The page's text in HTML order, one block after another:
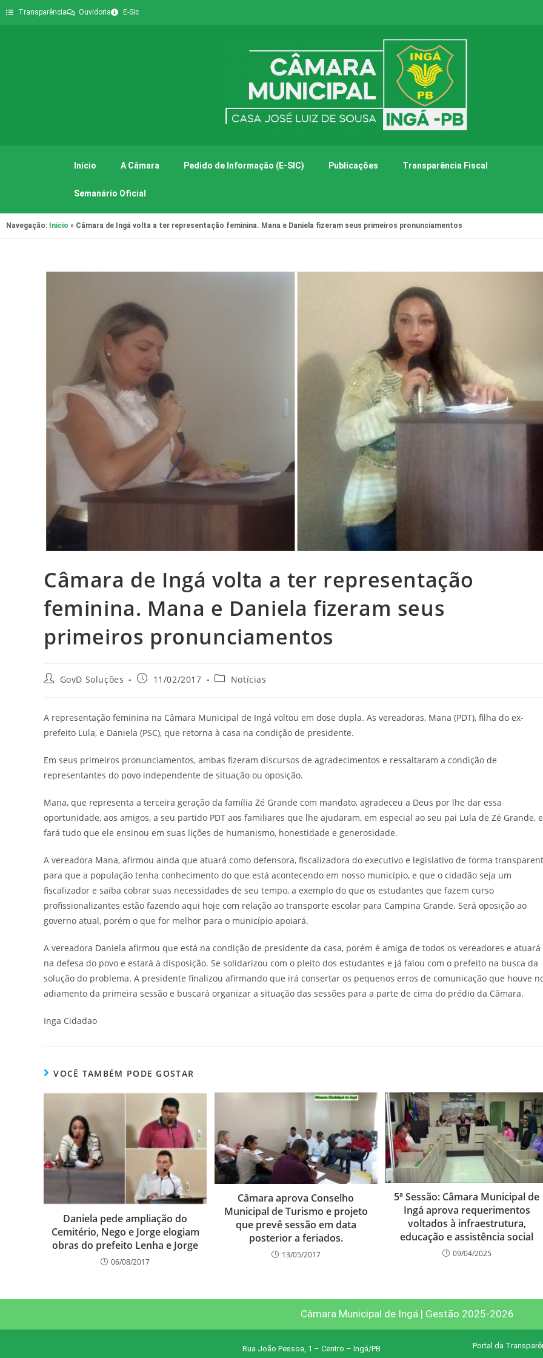
Transparência Ouvidoria E-Sic
Início A Câmara Pedido de Informação (E-SIC) Publicações Transparência Fiscal
Semanário Oficial
Navegação: Início » Câmara de Ingá volta a ter representação feminina. Mana e Daniela fizeram seus primeiros pronunciamentos
Câmara de Ingá volta a ter representação
feminina. Mana e Daniela fizeram seus
primeiros pronunciamentos
GovD Soluções 11/02/2017 Notícias
A representação feminina na Câmara Municipal de Ingá voltou em dose dupla. As vereadoras, Mana (PDT), filha do ex-
prefeito Lula, e Daniela (PSC), que retorna à casa na condição de presidente.
Em seus primeiros pronunciamentos, ambas fizeram discursos de agradecimentos e ressaltaram a condição de
representantes do povo independente de situação ou oposição.
Mana, que representa a terceira geração da família Zé Grande com mandato, agradeceu a Deus por lhe dar essa
oportunidade, aos amigos, a seu partido PDT aos familiares que lhe ajudaram, em especial ao seu pai Lula de Zé Grande, e
fará tudo que ele ensinou em suas lições de humanismo, honestidade e generosidade.
A vereadora Mana, afirmou ainda que atuará como defensora, fiscalizadora do executivo e legislativo de forma
para que a população tenha conhecimento do que está acontecendo em nosso município, e que o cidadão seja um
fiscalizador e saiba cobrar suas necessidades de seu tempo, a exemplo do que os estudantes que fazem curso
profissionalizantes estão fazendo aqui hoje com relação ao transporte escolar para Campina Grande. Será oposição ao
governo atual, porém o que for melhor para o município apoiará.
A vereadora Daniela afirmou que está na condição de presidente da casa, porém é amiga de todos os vereadores e atuará
na defesa do povo e estará à disposição. Se solidarizou com o pleito dos estudantes e já falou com o prefeito na busca da
solução do problema. A presidente finalizou afirmando que irá consertar os pequenos erros de comunicação que houve
adiamento da primeira sessão e buscará organizar a situação das sessões para a parte de cima do prédio da Câmara.
Inga Cidadao
VOCÊ TAMBÉM PODE GOSTAR
Daniela pede ampliação do
Cemitério, Nego e Jorge elogiam
obras do prefeito Lenha e Jorge
06/08/2017
Câmara aprova Conselho
Municipal de Turismo e projeto
que prevê sessão em data
posterior a feriados.
13/05/2017
5ª Sessão: Câmara Municipal de
Ingá aprova requerimentos
voltados à infraestrutura,
educação e assistência social
09/04/2025
Câmara Municipal de Ingá | Gestão 2025-2026
Rua João Pessoa, 1 – Centro – Ingá/PB Portal da